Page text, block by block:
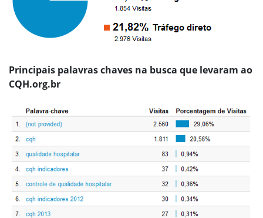
Principais palavras chaves na busca que levaram ao
CQH.org.br